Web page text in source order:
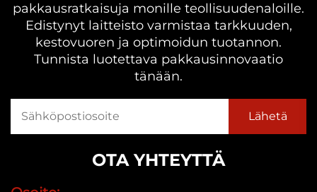
pakkausratkaisuja monille teollisuudenaloille.
Edistynyt laitteisto varmistaa tarkkuuden,
kestovuoren ja optimoidun tuotannon.
Tunnista luotettava pakkausinnovaatio
tänään.
OTA YHTEYTTÄ